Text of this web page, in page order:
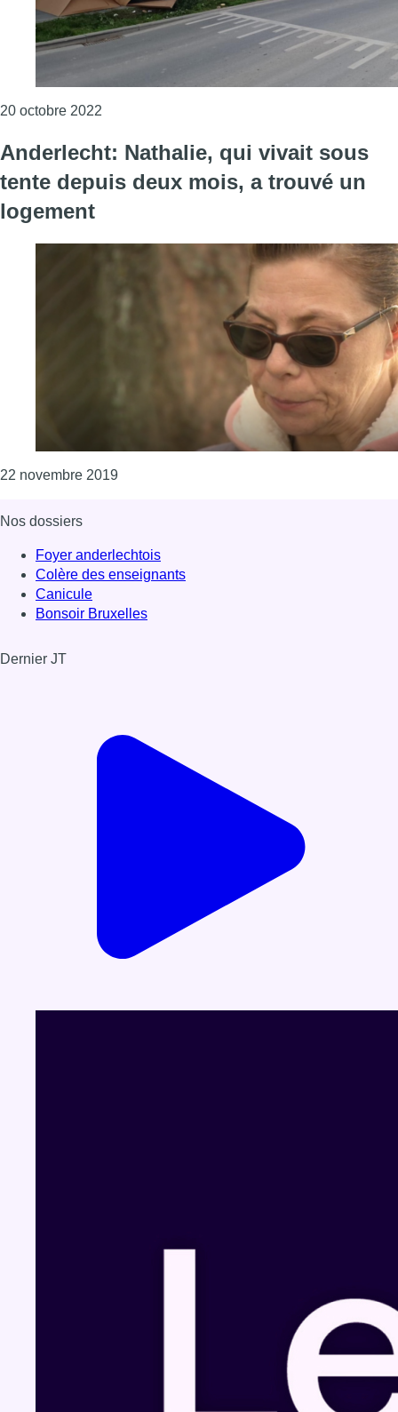
20 octobre 2022
Anderlecht: Nathalie, qui vivait sous
tente depuis deux mois, a trouvé un
logement
22 novembre 2019Consulter l'article "Anderlecht: Nathalie, qui
Nos dossiers
Foyer anderlechtois
Colère des enseignants
Canicule
Bonsoir Bruxelles
Dernier JT